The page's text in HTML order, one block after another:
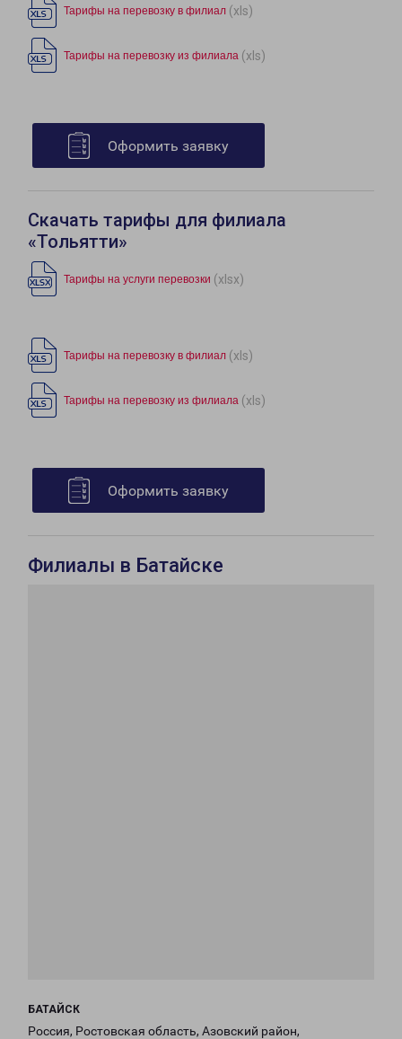
Тарифы на перевозку в филиал (xls)
Тарифы на перевозку из филиала (xls)
Оформить заявку
Скачать тарифы для филиала
«Тольятти»
Тарифы на услуги перевозки (xlsx)
Тарифы на перевозку в филиал (xls)
Тарифы на перевозку из филиала (xls)
Оформить заявку
Филиалы в Батайске
БАТАЙСК
Россия, Ростовская область, Азовский район,